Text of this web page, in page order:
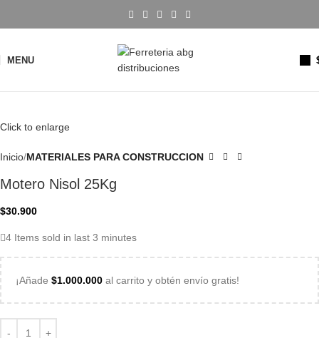
MENU
Click to enlarge
Inicio MATERIALES PARA CONSTRUCCION
Motero Nisol 25Kg
$30.900
4 Items sold in last 3 minutes
¡Añade $1.000.000 al carrito y obtén envío gratis!